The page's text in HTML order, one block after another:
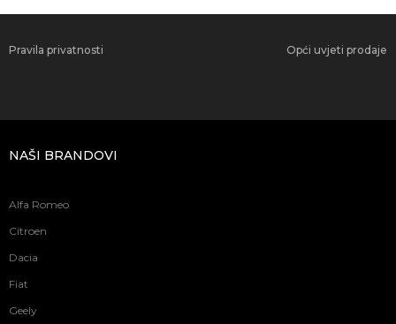
Pravila privatnosti Opći uvjeti prodaje
NAŠI BRANDOVI
Alfa Romeo
Citroen
Dacia
Fiat
Geely